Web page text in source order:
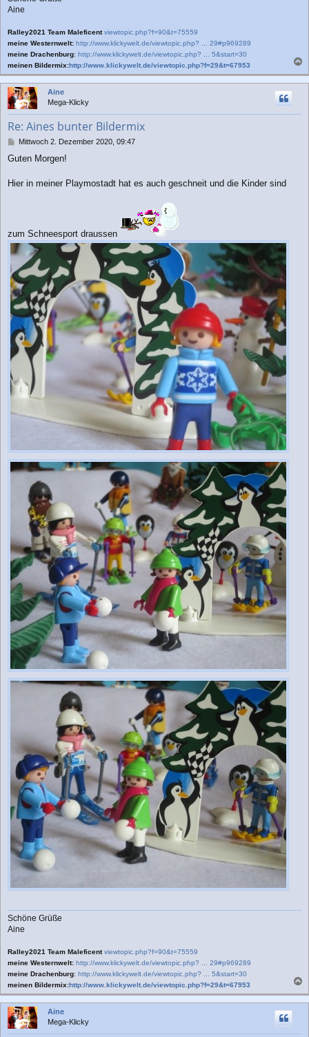
Aine
Ralley2021 Team Maleficent viewtopic.php?f=90&t=75559
meine Westernwelt: http://www.klickywelt.de/viewtopic.php? ... 29#p969289
meine Drachenburg: http://www.klickywelt.de/viewtopic.php? ... 5&start=30
meinen Bildermix:http://www.klickywelt.de/viewtopic.php?f=29&t=67953
a
c
Aine
Mega-Klicky
Re: Aines bunter Bildermix
B
i
r
Mittwoch 2. Dezember 2020, 09:47
Guten Morgen!
Hier in meiner Playmostadt hat es auch geschneit und die Kinder sind
zum Schneesport draussen
Schöne Grüße
Aine
Ralley2021 Team Maleficent viewtopic.php?f=90&t=75559
meine Westernwelt: http://www.klickywelt.de/viewtopic.php? ... 29#p969289
meine Drachenburg: http://www.klickywelt.de/viewtopic.php? ... 5&start=30
meinen Bildermix:http://www.klickywelt.de/viewtopic.php?f=29&t=67953
a
c
Aine
Mega-Klicky